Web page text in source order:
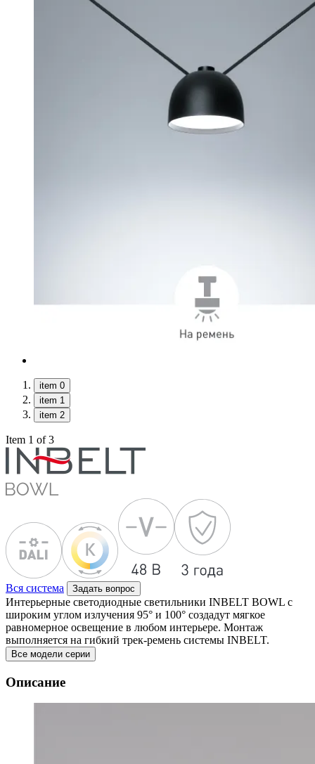
item 0
item 1
item 2
Item 1 of 3
Вся система Задать вопрос
Интерьерные светодиодные светильники INBELT BOWL с
широким углом излучения 95° и 100° создадут мягкое
равномерное освещение в любом интерьере. Монтаж
выполняется на гибкий трек-ремень системы INBELT.
Все модели серии
Описание